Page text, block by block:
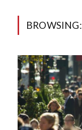
BROWSING: